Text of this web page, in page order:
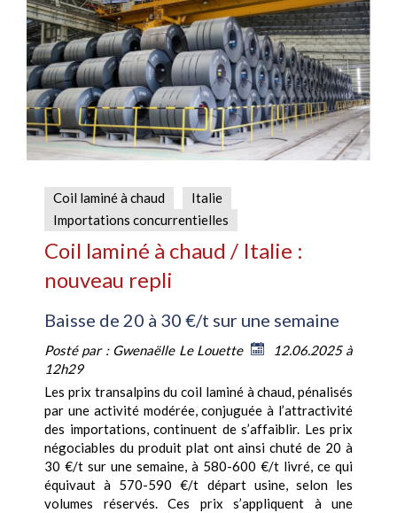
Coil laminé à chaud
Italie
Importations concurrentielles
Coil laminé à chaud / Italie :
nouveau repli
Baisse de 20 à 30 €/t sur une semaine
Posté par : Gwenaëlle Le Louette
12.06.2025 à
12h29
Les prix transalpins du coil laminé à chaud, pénalisés
par une activité modérée, conjuguée à l’attractivité
des importations, continuent de s’affaiblir. Les prix
négociables du produit plat ont ainsi chuté de 20 à
30 €/t sur une semaine, à 580-600 €/t livré, ce qui
équivaut à 570-590 €/t départ usine, selon les
volumes réservés. Ces prix s’appliquent à une